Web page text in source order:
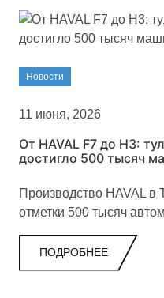
Новости
11 июня, 2026
От HAVAL F7 до H3:
достигло 500 тысяч
Производство HAVAL в
отметки 500 тысяч
версии Premium.
ПОДРОБНЕЕ